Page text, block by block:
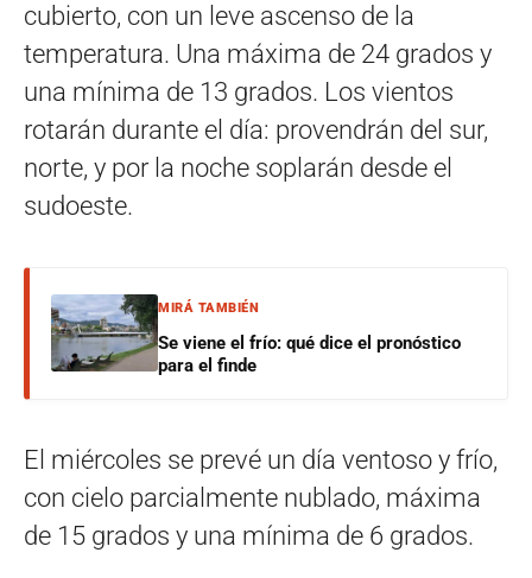
cubierto, con un leve ascenso de la
temperatura. Una máxima de 24 grados y
una mínima de 13 grados. Los vientos
rotarán durante el día: provendrán del sur,
norte, y por la noche soplarán desde el
sudoeste.
MIRÁ TAMBIÉN
Se viene el frío: qué dice el pronóstico
para el finde
El miércoles se prevé un día ventoso y frío,
con cielo parcialmente nublado, máxima
de 15 grados y una mínima de 6 grados.